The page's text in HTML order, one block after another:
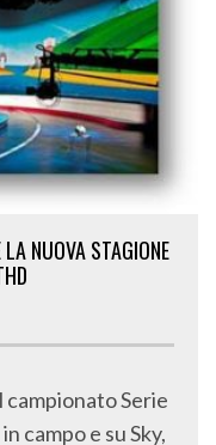
NUOVA STAGIONE
campionato Serie
campo e su Sky,